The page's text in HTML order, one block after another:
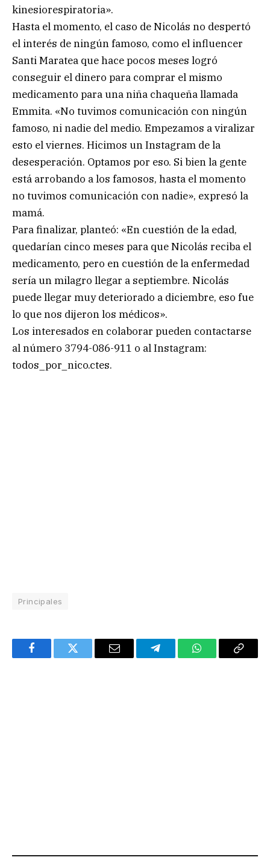
kinesiorespiratoria».
Hasta el momento, el caso de Nicolás no despertó
el interés de ningún famoso, como el influencer
Santi Maratea que hace pocos meses logró
conseguir el dinero para comprar el mismo
medicamento para una niña chaqueña llamada
Emmita. «No tuvimos comunicación con ningún
famoso, ni nadie del medio. Empezamos a viralizar
esto el viernes. Hicimos un Instagram de la
desesperación. Optamos por eso. Si bien la gente
está arrobando a los famosos, hasta el momento
no tuvimos comunicación con nadie», expresó la
mamá.
Para finalizar, planteó: «En cuestión de la edad,
quedarían cinco meses para que Nicolás reciba el
medicamento, pero en cuestión de la enfermedad
sería un milagro llegar a septiembre. Nicolás
puede llegar muy deteriorado a diciembre, eso fue
lo que nos dijeron los médicos».
Los interesados en colaborar pueden contactarse
al número 3794-086-911 o al Instagram:
todos_por_nico.ctes.
Principales
FacebookTwitter Email TelegramWhatsAppCopy